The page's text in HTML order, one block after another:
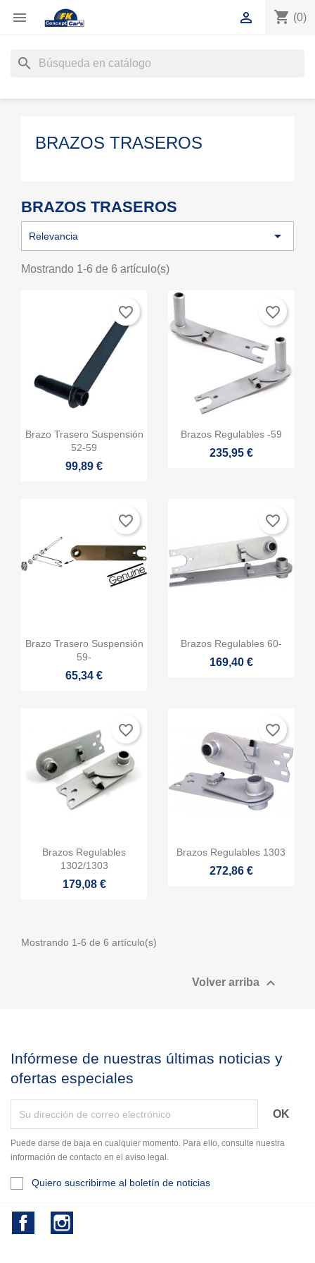
Añadir a la lista de deseos
Crear lista de deseos ×
Nombre de la lista de deseos
Cancelar Crear lista de deseos
((modalTitle)) ×
((cancelText)) ((modalDeleteText))
Iniciar sesión ×
Debe iniciar sesión para guardar productos en su lista de
Cancelar Iniciar sesión
 shopping_cart (0)

search
BRAZOS TRASEROS
BRAZOS TRASEROS
Relevancia 
Mostrando 1-6 de 6 artículo(s)
Vista rápida
Brazo Trasero Suspensión
52-59
99,89 €
favorite_border
Vista rápida
Brazos Regulables -59
235,95 €
favorite_border
Vista rápida
Brazo Trasero Suspensión
59-
65,34 €
favorite_border
Vista rápida
Brazos Regulables 60-
169,40 €
favorite_border
Vista rápida
Brazos Regulables
1302/1303
179,08 €
favorite_border
 Vista rápida
Brazos Regulables 1303
272,86 €
favorite_border
Mostrando 1-6 de 6 artículo(s)
Volver arriba 
Infórmese de nuestras últimas noticias y
ofertas especiales
Puede darse de baja en cualquier momento. Para ello, consulte nuestra
información de contacto en el aviso legal.
Quiero suscribirme al boletín de noticias
Facebook